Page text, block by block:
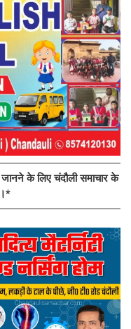
के लिए चंदौली समाचार के